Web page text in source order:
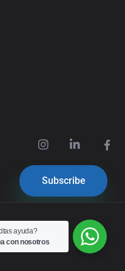
reserved.
| Privacy Policy
ayuda?
con nosotros